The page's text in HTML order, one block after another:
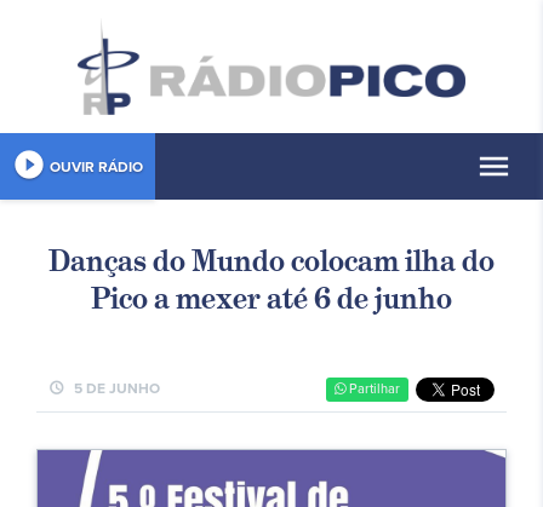
play_circle_filled OUVIR RÁDIO menu
Danças do Mundo colocam ilha do
Pico a mexer até 6 de junho
schedule 5 DE JUNHO Partilhar